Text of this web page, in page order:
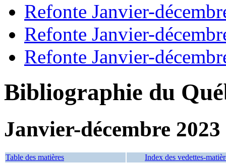
Refonte Janvier-
Refonte Janvier-
Refonte Janvier-
Bibliographie du
Janvier-décembre 2023
Table des matières Index des vedettes-